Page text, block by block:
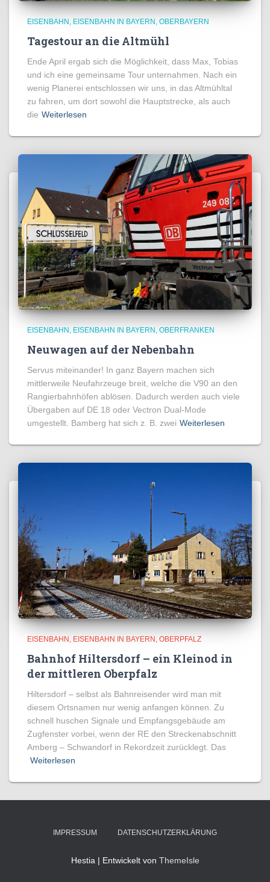
EISENBAHN EISENBAHN IN BAYERN OBERBAYERN
Tagestour an die Altmühl
Ende April ergab sich die Möglichkeit, dass Max, Tobias
und ich eine gemeinsame Tour unternahmen. Nach ein
wenig Planerei entschlossen wir uns, in das Altmühltal
zu fahren, um dort sowohl die Hauptstrecke, als auch
die Weiterlesen
EISENBAHN EISENBAHN IN BAYERN OBERFRANKEN
Neuwagen auf der Nebenbahn
Servus miteinander! In ganz Bayern machen sich
mittlerweile Neufahrzeuge breit, welche die V90 an den
Rangierbahnhöfen ablösen. Dadurch werden auch viele
Übergaben auf DE 18 oder Vectron Dual-Mode
umgestellt. Bamberg hat sich z. B. zwei Weiterlesen
EISENBAHN EISENBAHN IN BAYERN OBERPFALZ
Bahnhof Hiltersdorf – ein Kleinod in
der mittleren Oberpfalz
Hiltersdorf – selbst als Bahnreisender wird man mit
diesem Ortsnamen nur wenig anfangen können. Zu
schnell huschen Signale und Empfangsgebäude am
Zugfenster vorbei, wenn der RE den Streckenabschnitt
Amberg – Schwandorf in Rekordzeit zurücklegt. Das
Weiterlesen
IMPRESSUM DATENSCHUTZERKLÄRUNG
Hestia | Entwickelt von ThemeIsle